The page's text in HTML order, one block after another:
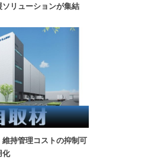
リューションが集結
維持管理コストの抑制可
化